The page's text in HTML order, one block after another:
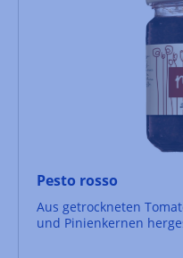
Pesto rosso
Aus getrockneten
und Pinienkernen